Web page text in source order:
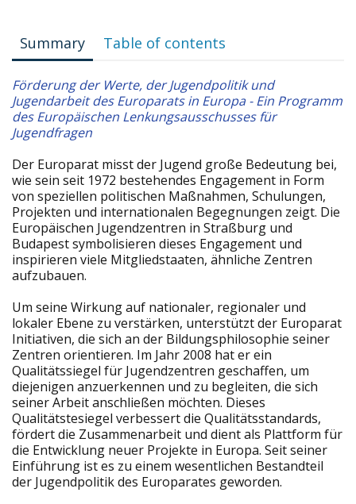
Summary Table of contents
Förderung der Werte, der Jugendpolitik und
Jugendarbeit des Europarats in Europa - Ein Programm
des Europäischen Lenkungsausschusses für
Jugendfragen
Der Europarat misst der Jugend große Bedeutung bei,
wie sein seit 1972 bestehendes Engagement in Form
von speziellen politischen Maßnahmen, Schulungen,
Projekten und internationalen Begegnungen zeigt. Die
Europäischen Jugendzentren in Straßburg und
Budapest symbolisieren dieses Engagement und
inspirieren viele Mitgliedstaaten, ähnliche Zentren
aufzubauen.
Um seine Wirkung auf nationaler, regionaler und
lokaler Ebene zu verstärken, unterstützt der Europarat
Initiativen, die sich an der Bildungsphilosophie seiner
Zentren orientieren. Im Jahr 2008 hat er ein
Qualitätssiegel für Jugendzentren geschaffen, um
diejenigen anzuerkennen und zu begleiten, die sich
seiner Arbeit anschließen möchten. Dieses
Qualitätstesiegel verbessert die Qualitätsstandards,
fördert die Zusammenarbeit und dient als Plattform für
die Entwicklung neuer Projekte in Europa. Seit seiner
Einführung ist es zu einem wesentlichen Bestandteil
der Jugendpolitik des Europarates geworden.